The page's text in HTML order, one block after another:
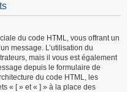
du code HTML, vous offrant un
message. L’utilisation du
mais il vous est également
depuis le formulaire de
du code HTML, les
« [ » et « ] » à la place des